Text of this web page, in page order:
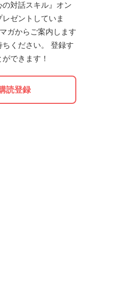
対話スキル』オン
ゼントしていま
ガからご案内します
ください。 登録す
できます！
読登録